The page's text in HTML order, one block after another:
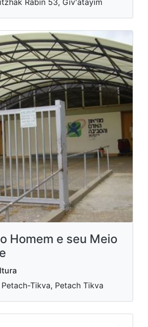
Rabin 53, Giv'atayim
Homem e seu Meio
Tikva, Petach Tikva